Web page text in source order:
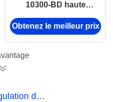
10300-BD haute
performance pour
véhicules utilitaires
Obtenez le meilleur prix
de